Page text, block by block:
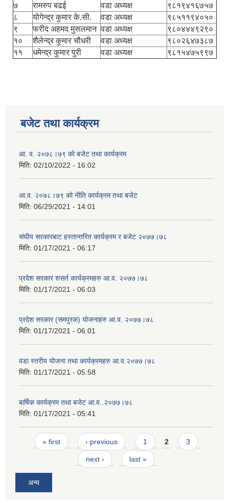
७
रामरुप बढई वडा अध्यक्ष
९८१९४१६७५७
८
योगेन्द्र कुमार के.सी. वडा अध्यक्ष
९८५११९४०५०
९
फरीद अहमद मुसलमान वडा अध्यक्ष
९८०४४४९२९०
१०
शैलेन्द्र कुमार चौधरी वडा अध्यक्ष
९८०२६४७३८७
११
धमेन्द्र कुमार पुरी वडा अध्यक्ष ९८१५४७५९९७
बजेट तथा कार्यक्रम
आ. व. २०७८।७९ को बजेट तथा कार्यक्रम
मिति: 02/10/2022 - 16:02
आ.व. २०७८।७९ को नीति कार्यक्रम तथा बजेट
मिति: 06/29/2021 - 14:01
संघीय सरकारबाट हस्तान्तरित कार्यक्रम र बजेट २०७७।७८
मिति: 01/17/2021 - 06:17
प्रदेश सरकार शसर्त कार्यक्रमहरु आ.व. २०७७।७८
मिति: 01/17/2021 - 06:03
प्रदेश सरकार (समपुरक) योजनाहरु आ.व. २०७७।७८
मिति: 01/17/2021 - 06:01
वडा स्तरीय योजना तथा कार्यक्रमहरु आ.व.२०७७।७८
मिति: 01/17/2021 - 05:58
बार्षिक कार्यक्रम तथा बजेट आ.व..२०७७।७८
मिति: 01/17/2021 - 05:41
Pages
« first ‹ previous 1 2 3
next › last »
अन्य